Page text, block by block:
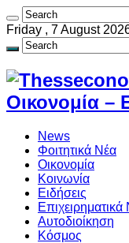
Friday , 7 August
Οικονομία –
News
Φοιτητικά Νέα
Οικονομία
Κοινωνία
Ειδήσεις
Επιχειρηματικά
Αυτοδιοίκηση
Κόσμος